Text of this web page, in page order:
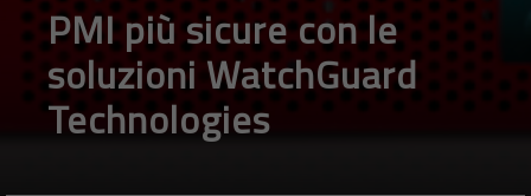
PMI più sicure con le
soluzioni WatchGuard
Technologies